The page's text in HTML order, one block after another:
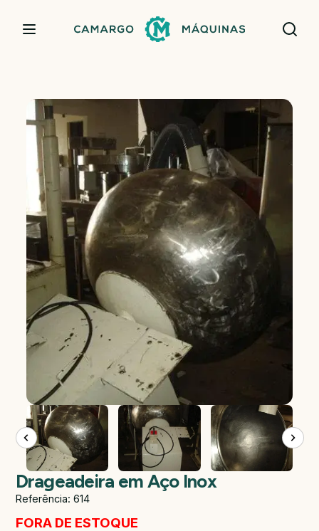
Drageadeira em Aço Inox
Referência: 614
FORA DE ESTOQUE